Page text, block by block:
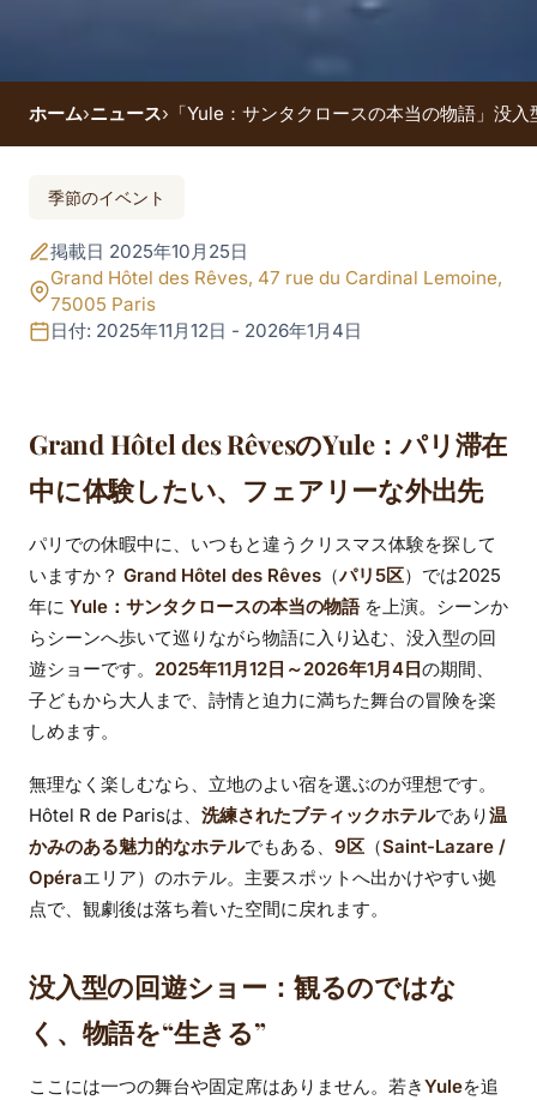
「Yule：サンタクロ
ースの本当の物語」
没入型ショー（Grand
2025/11/12–2026/1/4）
ホーム›ニュース› 「Yule：サンタクロースの本当の物語」没
季節のイベント
掲載日 2025年10月25日
Grand Hôtel des Rêves, 47 rue du Cardinal Lemoine,
75005 Paris
日付: 2025年11月12日 - 2026年1月4日
Grand Hôtel des RêvesのYule：パリ滞在
中に体験したい、フェアリーな外出先
パリでの休暇中に、いつもと違うクリスマス体験を探して
いますか？ Grand Hôtel des Rêves （パリ5区）では2025
年に Yule：サンタクロースの本当の物語を上演。シーンか
らシーンへ歩いて巡りながら物語に入り込む、没入型の回
遊ショーです。 2025年11月12日～2026年1月4日の期間、
子どもから大人まで、詩情と迫力に満ちた舞台の冒険を楽
しめます。
無理なく楽しむなら、立地のよい宿を選ぶのが理想です。
Hôtel R de Parisは、 洗練されたブティックホテルであり温
かみのある魅力的なホテルでもある、 9区 （Saint-Lazare /
Opéraエリア）のホテル。主要スポットへ出かけやすい拠
点で、観劇後は落ち着いた空間に戻れます。
没入型の回遊ショー：観るのではな
く、物語を“生きる”
ここには一つの舞台や固定席はありません。若きYuleを追